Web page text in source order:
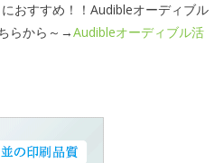
おすすめ！！Audibleオーディブル
らから～→Audibleオーディブル活